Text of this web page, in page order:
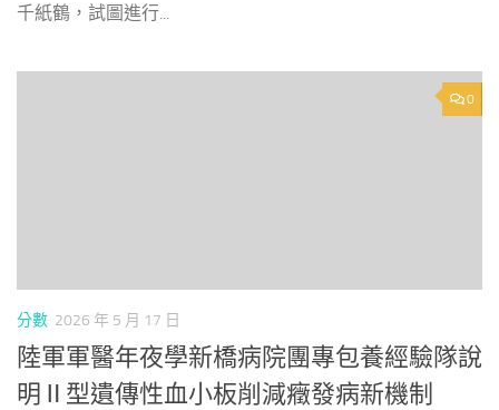
千紙鶴，試圖進行...
0
分數 2026 年 5 月 17 日
陸軍軍醫年夜學新橋病院團專包養經驗隊說
明Ⅱ型遺傳性血小板削減癥發病新機制